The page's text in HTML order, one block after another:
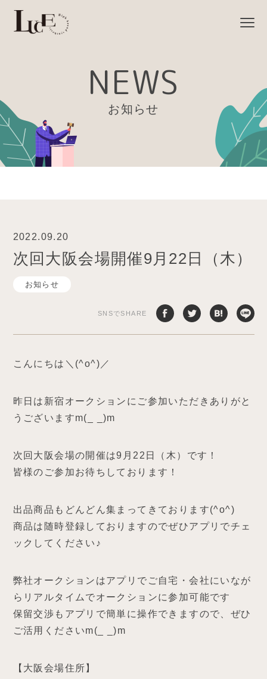
NEWS
お知らせ
2022.09.20
次回大阪会場開催9月22日（木）
お知らせ
SNSでSHARE
こんにちは＼(^o^)／
昨日は新宿オークションにご参加いただきありがと
うございますm(_ _)m
次回大阪会場の開催は9月22日（木）です！
皆様のご参加お待ちしております！
出品商品もどんどん集まってきております(^o^)
商品は随時登録しておりますのでぜひアプリでチェ
ックしてください♪
弊社オークションはアプリでご自宅・会社にいなが
らリアルタイムでオークションに参加可能です
保留交渉もアプリで簡単に操作できますので、ぜひ
ご活用くださいm(_ _)m
【大阪会場住所】